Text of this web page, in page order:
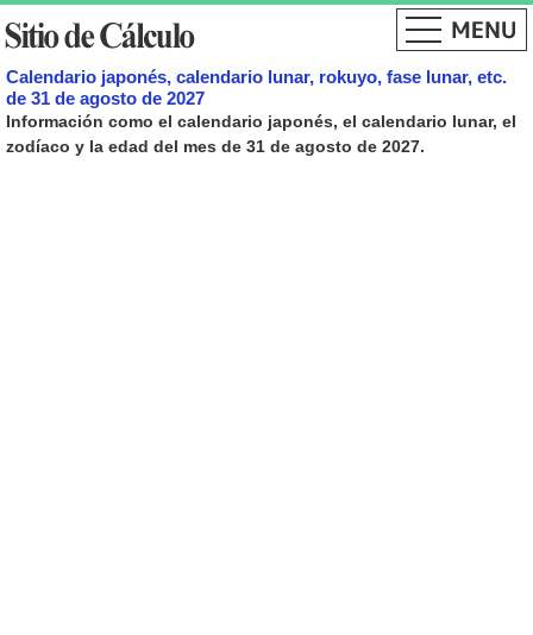
Calendario japonés, calendario lunar, rokuyo, fase lunar, etc.
de 31 de agosto de 2027
Información como el calendario japonés, el calendario lunar, el
zodíaco y la edad del mes de 31 de agosto de 2027.